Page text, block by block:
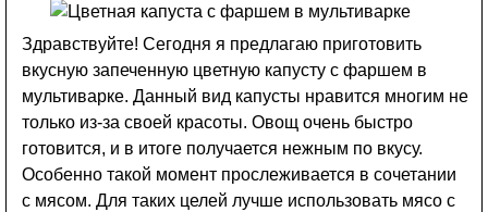
Здравствуйте! Сегодня я предлагаю приготовить
вкусную запеченную цветную капусту с фаршем в
мультиварке. Данный вид капусты нравится многим не
только из-за своей красоты. Овощ очень быстро
готовится, и в итоге получается нежным по вкусу.
Особенно такой момент прослеживается в сочетании
с мясом. Для таких целей лучше использовать мясо с